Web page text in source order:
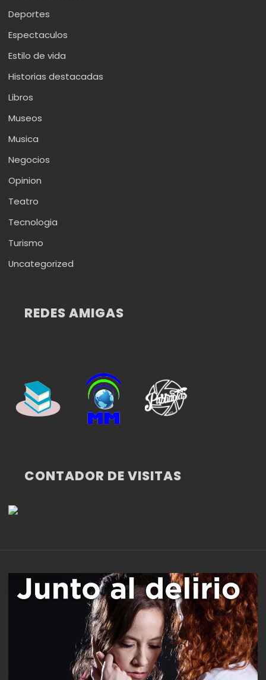
Deportes
Espectaculos
Estilo de vida
Historias destacadas
Libros
Museos
Musica
Negocios
Opinion
Teatro
Tecnologia
Turismo
Uncategorized
REDES AMIGAS
CONTADOR DE VISITAS